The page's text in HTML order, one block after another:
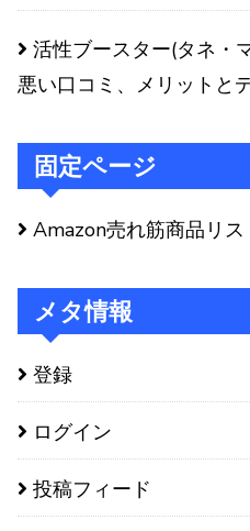
活性ブースター(タネ・
悪い口コミ、メリットと
固定ページ
Amazon売れ筋商品リス
メタ情報
登録
ログイン
投稿フィード